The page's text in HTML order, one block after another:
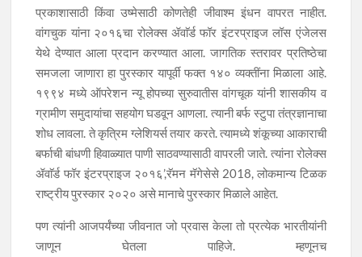
प्रकाशासाठी किंवा उष्मेसाठी कोणतेही जीवाश्म इंधन वापरत नाहीत.
वांगचुक यांना २०१६चा रोलेक्स ॲवाॅर्ड फॉर इंटरप्राइज लॉस एंजेलस
येथे देण्यात आला प्रदान करण्यात आला. जागतिक स्तरावर प्रतिष्ठेचा
समजला जाणारा हा पुरस्कार यापूर्वी फक्त १४० व्यक्तींना मिळाला आहे.
१९९४ मध्ये ऑपरेशन न्यू होपच्या सुरुवातीस वांगचूक यांनी शासकीय व
ग्रामीण समुदायांचा सहयोग घडवून आणला. त्यानी बर्फ स्टुपा तंत्रज्ञानाचा
शोध लावला. ते कृत्रिम ग्लेशियर्स तयार करते. त्यामध्ये शंकूच्या आकाराची
बर्फाची बांधणी हिवाळ्यात पाणी साठवण्यासाठी वापरली जाते. त्यांना रोलेक्स
ॲवाॅर्ड फॉर इंटरप्राइज २०१६’,रॅमन मॅगेसेसे 2018, लोकमान्य टिळक
राष्ट्रीय पुरस्कार २०२० असे मानाचे पुरस्कार मिळाले आहेत.
पण त्यांनी आजपर्यंच्या जीवनात जो प्रवास केला तो प्रत्येक भारतीयांनी
जाणून घेतला पाहिजे. म्हणूनच